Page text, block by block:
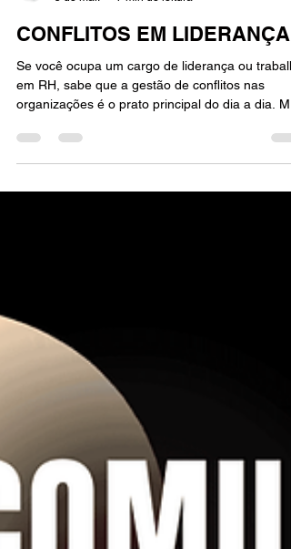
5 de mar.
7 min de leitura
CONFLITOS EM LIDERANÇA
Se você ocupa um cargo de liderança ou
organizações é o prato principal do dia a dia.
fossem incêndios que precisam ser apagados